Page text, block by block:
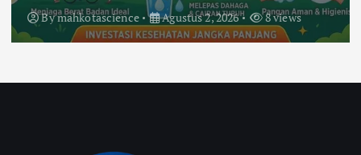
Bymahkotascience Agustus 2, 2026 8 views